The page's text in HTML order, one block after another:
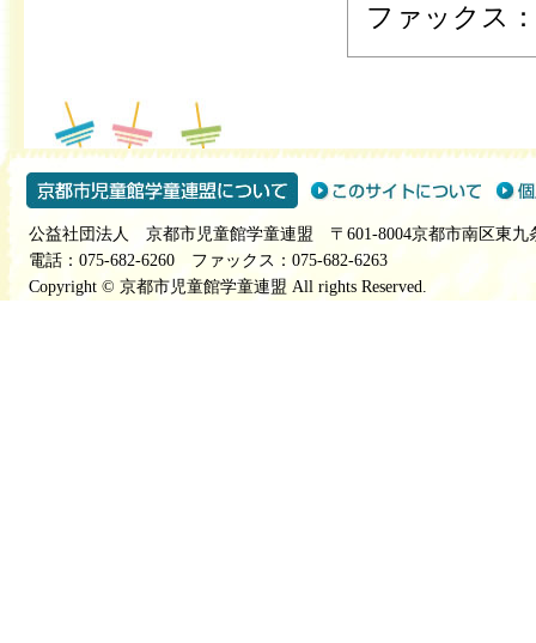
ファックス
公益社団法人 京都市児童館学童連盟 〒601-8004京都市南区東九
電話：075-682-6260 ファックス：075-682-6263
Copyright © 京都市児童館学童連盟 All rights Reserved.